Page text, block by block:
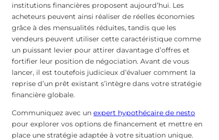
institutions financières proposent aujourd’hui. Les
acheteurs peuvent ainsi réaliser de réelles économies
grâce à des mensualités réduites, tandis que les
vendeurs peuvent utiliser cette caractéristique comme
un puissant levier pour attirer davantage d’offres et
fortifier leur position de négociation. Avant de vous
lancer, il est toutefois judicieux d’évaluer comment la
reprise d’un prêt existant s’intègre dans votre stratégie
financière globale.
Communiquez avec un expert hypothécaire de nesto
pour explorer vos options de financement et mettre en
place une stratégie adaptée à votre situation unique.